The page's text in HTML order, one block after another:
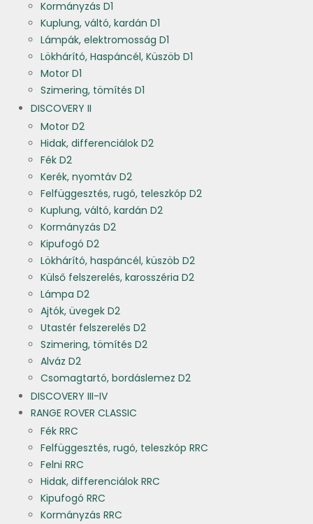
Kormányzás D1
Kuplung, váltó, kardán D1
Lámpák, elektromosság D1
Lökhárító, Haspáncél, Küszöb D1
Motor D1
Szimering, tömítés D1
DISCOVERY II
Motor D2
Hidak, differenciálok D2
Fék D2
Kerék, nyomtáv D2
Felfüggesztés, rugó, teleszkóp D2
Kuplung, váltó, kardán D2
Kormányzás D2
Kipufogó D2
Lökhárító, haspáncél, küszöb D2
Külső felszerelés, karosszéria D2
Lámpa D2
Ajtók, üvegek D2
Utastér felszerelés D2
Szimering, tömítés D2
Alváz D2
Csomagtartó, bordáslemez D2
DISCOVERY III-IV
RANGE ROVER CLASSIC
Fék RRC
Felfüggesztés, rugó, teleszkóp RRC
Felni RRC
Hidak, differenciálok RRC
Kipufogó RRC
Kormányzás RRC